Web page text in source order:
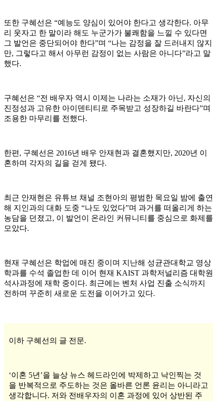
또한 구혜선은 “예능도 양심이 있어야 한다고 생각한다. 아무
리 웃자고 한 말이라 해도 누군가가 불쾌함을 느낄 수 있다면
그 발언은 중단되어야 한다”며 “나는 감정을 잘 드러내지 않지
만, 그렇다고 해서 아무런 감정이 없는 사람은 아니다”라고 말
했다.
구혜선은 “전 배우자 역시 이제는 나라는 소재가 아닌, 자신의
진정성과 고유한 아이덴티티로 주목받고 성장하길 바란다”며
조용한 마무리를 전했다.
한편, 구혜선은 2016년 배우 안재현과 결혼했지만, 2020년 이
혼하며 각자의 길을 걷게 됐다.
최근 안재현은 유튜브 채널 조현아의 평범한 목요일 밤에 출연
해 지인과의 대화 도중 “나도 있었다”며 과거를 떠올리게 하는
농담을 던졌고, 이 발언이 온라인 커뮤니티를 중심으로 화제를
모았다.
현재 구혜선은 학업에 매진 중이며 지난해 성균관대학교 영상
학과를 수석 졸업한 데 이어 현재 KAIST 과학저널리즘 대학원
석사과정에 재학 중이다. 최근에는 벤처 사업 진출 소식까지
전하며 꾸준히 새로운 도전을 이어가고 있다.
이하 구혜선의 글 전문.
‘이혼 5년’을 늘상 뉴스 헤드라인에 박제하고 낙인찍는 것
을 반복적으로 주도하는 것은 올바른 언론 윤리는 아니라고
생각합니다. 저와 전배우자의 이혼 과정에 있어 상반된 주